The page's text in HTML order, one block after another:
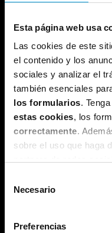
Esta página web usa
Las cookies de este
el contenido y los
sociales y analizar el
también esenciales
los formularios.
estas cookies, los
correctamente.
sobre el uso que haga
haya proporcionado o
Necesario
Preferencias